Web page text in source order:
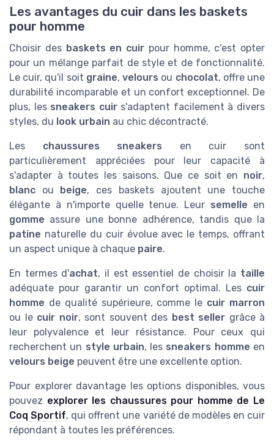
Les avantages du cuir dans les baskets
pour homme
Choisir des baskets en cuir pour homme, c'est opter
pour un mélange parfait de style et de fonctionnalité.
Le cuir, qu'il soit graine,velours ou chocolat, offre une
durabilité incomparable et un confort exceptionnel. De
plus, les sneakers cuirs'adaptent facilement à divers
styles, du look urbain au chic décontracté.
Les chaussures sneakers en cuir sont
particulièrement appréciées pour leur capacité à
s'adapter à toutes les saisons. Que ce soit en noir,
blanc ou beige, ces baskets ajoutent une touche
élégante à n'importe quelle tenue. Leur semelle en
gomme assure une bonne adhérence, tandis que la
patine naturelle du cuir évolue avec le temps, offrant
un aspect unique à chaque paire.
En termes d'achat, il est essentiel de choisir la taille
adéquate pour garantir un confort optimal. Les cuir
homme de qualité supérieure, comme le cuir marron
ou le cuir noir, sont souvent des best seller grâce à
leur polyvalence et leur résistance. Pour ceux qui
recherchent un style urbain, les sneakers homme en
velours beige peuvent être une excellente option.
Pour explorer davantage les options disponibles, vous
pouvez explorer les chaussures pour homme de Le
Coq Sportif, qui offrent une variété de modèles en cuir
répondant à toutes les préférences.